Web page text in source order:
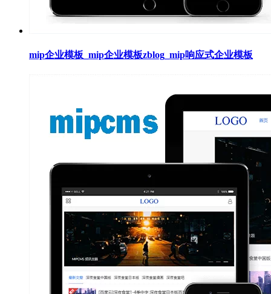
mip企业模板_mip企业模板zblog_mip响应式企业模板